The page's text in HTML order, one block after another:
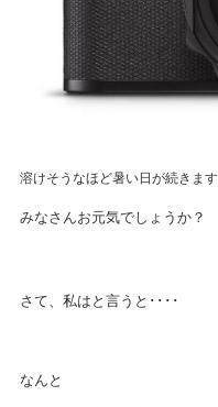
溶けそうなほど暑い日が続きます
みなさんお元気でしょうか？
さて、私はと言うと････
なんと